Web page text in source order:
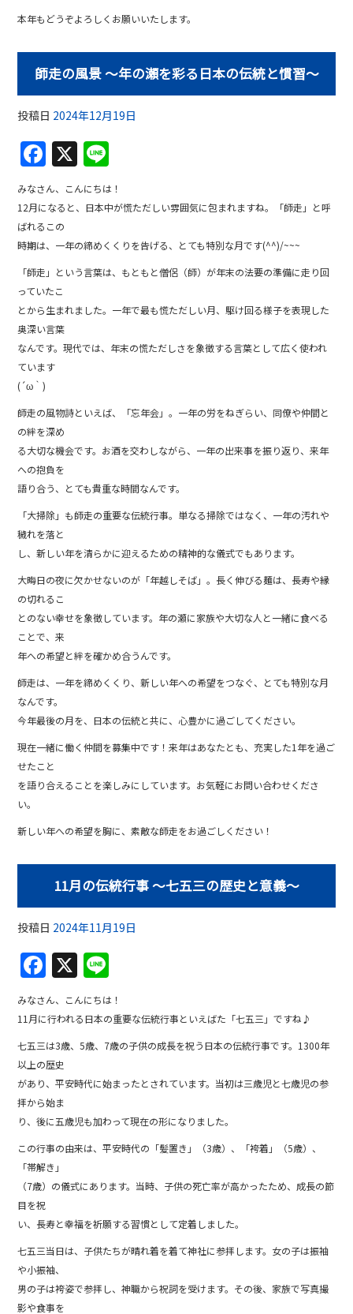
本年もどうぞよろしくお願いいたします。
師走の風景 〜年の瀬を彩る日本の伝統と慣習〜
投稿日 2024年12月19日
F
a
c
e
b
o
o
k
X
n
e
みなさん、こんにちは！
12月になると、日本中が慌ただしい雰囲気に包まれますね。「師走」と呼
ばれるこの
時期は、一年の締めくくりを告げる、とても特別な月です(^^)/~~~
「師走」という言葉は、もともと僧侶（師）が年末の法要の準備に走り回
っていたこ
とから生まれました。一年で最も慌ただしい月、駆け回る様子を表現した
奥深い言葉
なんです。現代では、年末の慌ただしさを象徴する言葉として広く使われ
ています
(´ω｀)
師走の風物詩といえば、「忘年会」。一年の労をねぎらい、同僚や仲間と
の絆を深め
る大切な機会です。お酒を交わしながら、一年の出来事を振り返り、来年
への抱負を
語り合う、とても貴重な時間なんです。
「大掃除」も師走の重要な伝統行事。単なる掃除ではなく、一年の汚れや
穢れを落と
し、新しい年を清らかに迎えるための精神的な儀式でもあります。
大晦日の夜に欠かせないのが「年越しそば」。長く伸びる麺は、長寿や縁
の切れるこ
とのない幸せを象徴しています。年の瀬に家族や大切な人と一緒に食べる
ことで、来
年への希望と絆を確かめ合うんです。
師走は、一年を締めくくり、新しい年への希望をつなぐ、とても特別な月
なんです。
今年最後の月を、日本の伝統と共に、心豊かに過ごしてください。
現在一緒に働く仲間を募集中です！来年はあなたとも、充実した1年を過ご
せたこと
を語り合えることを楽しみにしています。お気軽にお問い合わせくださ
い。
新しい年への希望を胸に、素敵な師走をお過ごしください！
11月の伝統行事 〜七五三の歴史と意義〜
投稿日 2024年11月19日
F
a
c
e
b
o
o
k
X
n
e
みなさん、こんにちは！
11月に行われる日本の重要な伝統行事といえばた「七五三」ですね♪
七五三は3歳、5歳、7歳の子供の成長を祝う日本の伝統行事です。1300年
以上の歴史
があり、平安時代に始まったとされています。当初は三歳児と七歳児の参
拝から始ま
り、後に五歳児も加わって現在の形になりました。
この行事の由来は、平安時代の「髪置き」（3歳）、「袴着」（5歳）、
「帯解き」
（7歳）の儀式にあります。当時、子供の死亡率が高かったため、成長の節
目を祝
い、長寿と幸福を祈願する習慣として定着しました。
七五三当日は、子供たちが晴れ着を着て神社に参拝します。女の子は振袖
や小振袖、
男の子は袴姿で参拝し、神職から祝詞を受けます。その後、家族で写真撮
影や食事を